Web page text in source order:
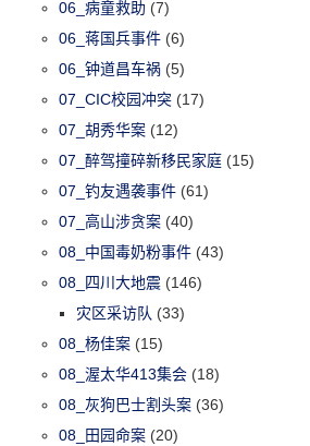
06_病童救助 (7)
06_蒋国兵事件 (6)
06_钟道昌车祸 (5)
07_CIC校园冲突 (17)
07_胡秀华案 (12)
07_醉驾撞碎新移民家庭 (15)
07_钓友遇袭事件 (61)
07_高山涉贪案 (40)
08_中国毒奶粉事件 (43)
08_四川大地震 (146)
灾区采访队 (33)
08_杨佳案 (15)
08_渥太华413集会 (18)
08_灰狗巴士割头案 (36)
08_田园命案 (20)